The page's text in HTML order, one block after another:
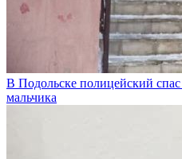
В Подольске полицейский
мальчика